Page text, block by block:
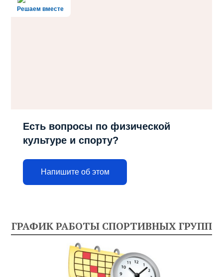
Решаем вместе
Есть вопросы по физической
культуре и спорту?
Напишите об этом
ГРАФИК РАБОТЫ СПОРТИВНЫХ ГРУПП